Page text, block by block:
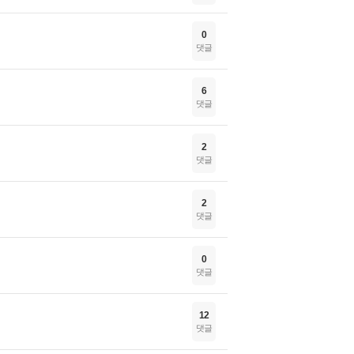
0
댓글
6
댓글
2
댓글
2
댓글
0
댓글
12
댓글